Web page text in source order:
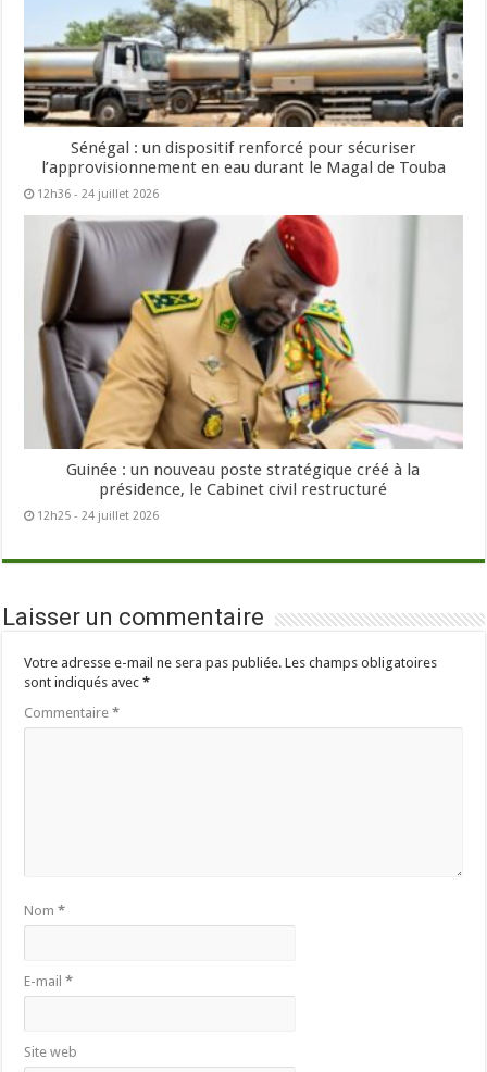
Sénégal : un dispositif renforcé pour sécuriser
l’approvisionnement en eau durant le Magal de Touba
12h36 - 24 juillet 2026
Guinée : un nouveau poste stratégique créé à la
présidence, le Cabinet civil restructuré
12h25 - 24 juillet 2026
Laisser un commentaire
Votre adresse e-mail ne sera pas publiée. Les champs obligatoires
sont indiqués avec*
Commentaire*
Nom*
E-mail*
Site web